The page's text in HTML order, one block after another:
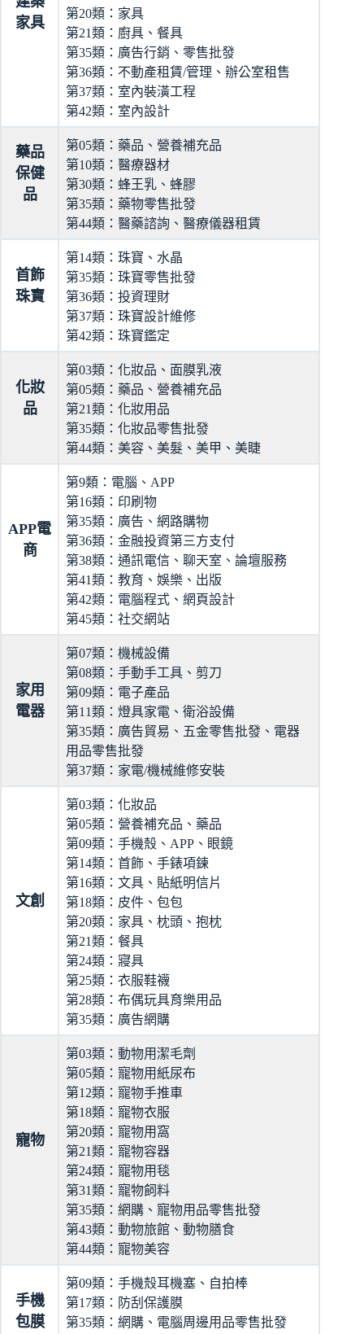
家具
第20類：家具
第21類：廚具、餐具
第35類：廣告行銷、零售批發
第36類：不動產租賃/管理、辦公室租售
第37類：室內裝潢工程
第42類：室內設計
藥品
保健
品
第05類：藥品、營養補充品
第10類：醫療器材
第30類：蜂王乳、蜂膠
第35類：藥物零售批發
第44類：醫藥諮詢、醫療儀器租賃
首飾
珠寶
第14類：珠寶、水晶
第35類：珠寶零售批發
第36類：投資理財
第37類：珠寶設計維修
第42類：珠寶鑑定
化妝
品
第03類：化妝品、面膜乳液
第05類：藥品、營養補充品
第21類：化妝用品
第35類：化妝品零售批發
第44類：美容、美髮、美甲、美睫
APP電
商
第9類：電腦、APP
第16類：印刷物
第35類：廣告、網路購物
第36類：金融投資第三方支付
第38類：通訊電信、聊天室、論壇服務
第41類：教育、娛樂、出版
第42類：電腦程式、網頁設計
第45類：社交網站
家用
電器
第07類：機械設備
第08類：手動手工具、剪刀
第09類：電子產品
第11類：燈具家電、衛浴設備
第35類：廣告貿易、五金零售批發、電器
用品零售批發
第37類：家電/機械維修安裝
文創
第03類：化妝品
第05類：營養補充品、藥品
第09類：手機殼、APP、眼鏡
第14類：首飾、手錶項鍊
第16類：文具、貼紙明信片
第18類：皮件、包包
第20類：家具、枕頭、抱枕
第21類：餐具
第24類：寢具
第25類：衣服鞋襪
第28類：布偶玩具育樂用品
第35類：廣告網購
寵物
第03類：動物用潔毛劑
第05類：寵物用紙尿布
第12類：寵物手推車
第18類：寵物衣服
第20類：寵物用窩
第21類：寵物容器
第24類：寵物用毯
第31類：寵物飼料
第35類：網購、寵物用品零售批發
第43類：動物旅館、動物膳食
第44類：寵物美容
手機
包膜
第09類：手機殼耳機塞、自拍棒
第17類：防刮保護膜
第35類：網購、電腦周邊用品零售批發